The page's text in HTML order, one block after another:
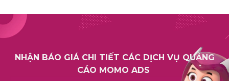
NHẬN BÁO GIÁ CHI TIẾT CÁC DỊCH VỤ QUẢNG
CÁO MOMO ADS